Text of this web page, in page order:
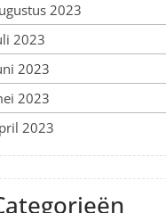
2023
2023
2023
2023
2023